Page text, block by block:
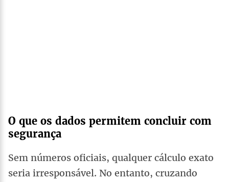
O que os dados permitem concluir com
segurança
Sem números oficiais, qualquer cálculo exato
seria irresponsável. No entanto, cruzando